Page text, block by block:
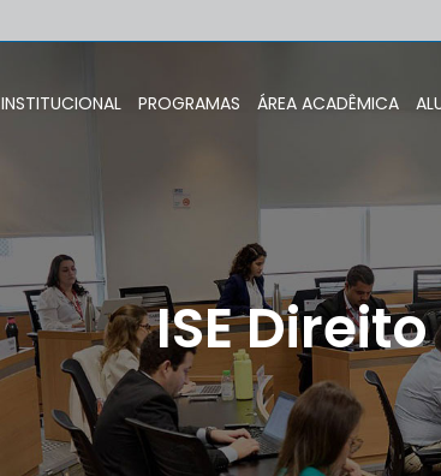
INSTITUCIONAL PROGRAMAS ÁREA ACADÊMICA
ISE Direito